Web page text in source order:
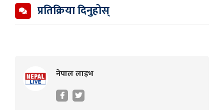
प्रतिक्रिया दिनुहोस्
नेपाल लाइभ